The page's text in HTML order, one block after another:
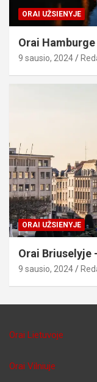
ORAI UŽSIENYJE
Orai
9 sausio, 2024
ORAI UŽSIENYJE
Orai Briuselyje
9 sausio, 2024
Orai Lietuvoje
Orai Vilniuje